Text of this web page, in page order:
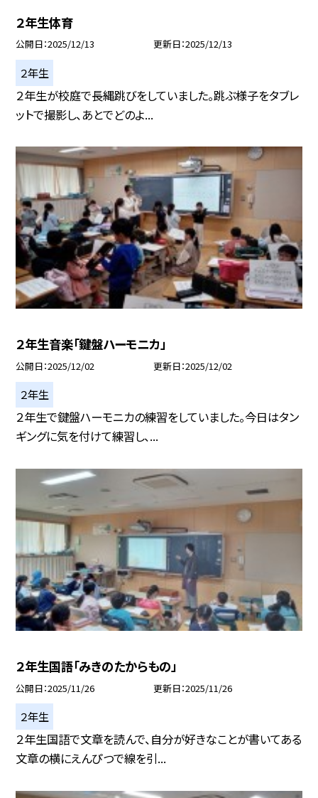
２年生体育
公開日 2025/12/13 更新日 2025/12/13
２年生
２年生が校庭で長縄跳びをしていました。跳ぶ様子をタブレ
ットで撮影し、あとでどのよ...
２年生音楽「鍵盤ハーモニカ」
公開日 2025/12/02 更新日 2025/12/02
２年生
２年生で鍵盤ハーモニカの練習をしていました。今日はタン
ギングに気を付けて練習し、...
２年生国語「みきのたからもの」
公開日 2025/11/26 更新日 2025/11/26
２年生
２年生国語で文章を読んで、自分が好きなことが書いてある
文章の横にえんぴつで線を引...